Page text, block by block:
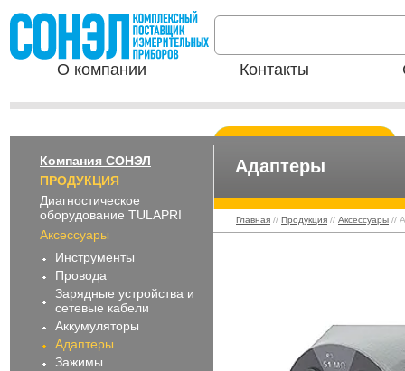
О компании Контакты
Компания СОНЭЛ
ПРОДУКЦИЯ
Диагностическое
оборудование TULAPRI
Аксессуары
Инструменты
Провода
Зарядные устройства и
сетевые кабели
Аккумуляторы
Адаптеры
Зажимы
Адаптеры
Главная // Продукция // Аксессуары //